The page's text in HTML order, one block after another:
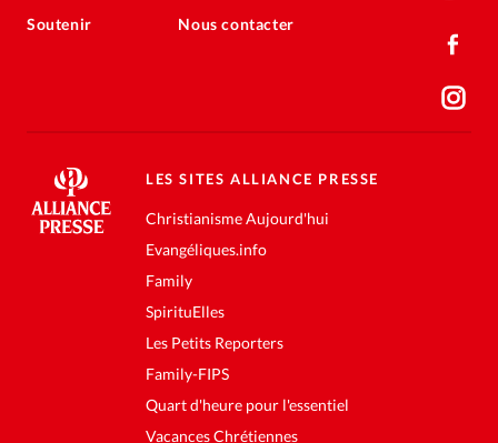
Soutenir Nous contacter
LES SITES ALLIANCE PRESSE
Christianisme Aujourd'hui
Evangéliques.info
Family
SpirituElles
Les Petits Reporters
Family-FIPS
Quart d'heure pour l'essentiel
Vacances Chrétiennes